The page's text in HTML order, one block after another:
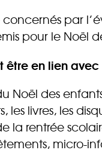
par
pour le Noël
être en lien
Noël des
livres, les
la rentrée
micro-